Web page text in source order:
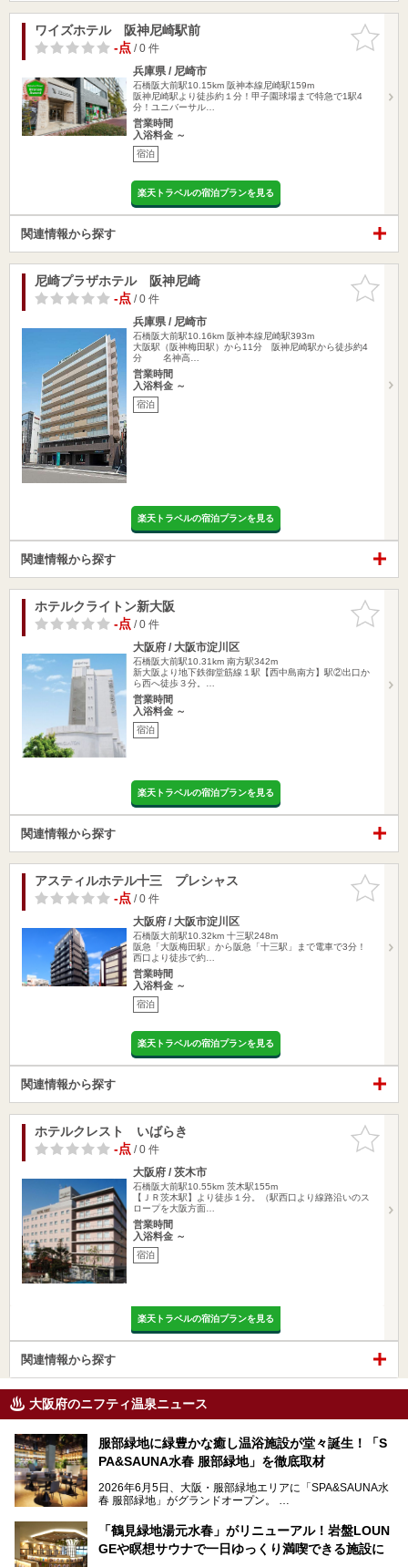
お気に入
りに追加
ワイズホテル 阪神尼崎駅前
-点/ 0 件
兵庫県 / 尼崎市
石橋阪大前駅10.15km 阪神本線尼崎駅159m
阪神尼崎駅より徒歩約１分！甲子園球場まで特急で1駅4
分！ユニバーサル…
営業時間
入浴料金 ～
宿泊
楽天トラベルの宿泊プランを見る
関連情報から探す
お気に入
りに追加
尼崎プラザホテル 阪神尼崎
-点/ 0 件
兵庫県 / 尼崎市
石橋阪大前駅10.16km 阪神本線尼崎駅393m
大阪駅（阪神梅田駅）から11分 阪神尼崎駅から徒歩約4
分 名神高…
営業時間
入浴料金 ～
宿泊
楽天トラベルの宿泊プランを見る
関連情報から探す
お気に入
りに追加
ホテルクライトン新大阪
-点/ 0 件
大阪府 / 大阪市淀川区
石橋阪大前駅10.31km 南方駅342m
新大阪より地下鉄御堂筋線１駅【西中島南方】駅②出口か
ら西へ徒歩３分。…
営業時間
入浴料金 ～
宿泊
楽天トラベルの宿泊プランを見る
関連情報から探す
お気に入
りに追加
アスティルホテル十三 プレシャス
-点/ 0 件
大阪府 / 大阪市淀川区
石橋阪大前駅10.32km 十三駅248m
阪急「大阪梅田駅」から阪急「十三駅」まで電車で3分！
西口より徒歩で約…
営業時間
入浴料金 ～
宿泊
楽天トラベルの宿泊プランを見る
関連情報から探す
お気に入
りに追加
ホテルクレスト いばらき
-点/ 0 件
大阪府 / 茨木市
石橋阪大前駅10.55km 茨木駅155m
【ＪＲ茨木駅】より徒歩１分。（駅西口より線路沿いのス
ロープを大阪方面…
営業時間
入浴料金 ～
宿泊
楽天トラベルの宿泊プランを見る
関連情報から探す
大阪府のニフティ温泉ニュース
服部緑地に緑豊かな癒し温浴施設が堂々誕生！「S
PA&SAUNA水春 服部緑地」を徹底取材
2026年6月5日、大阪・服部緑地エリアに「SPA&SAUNA水
春 服部緑地」がグランドオープン。
当初の計画から約5年の時を経て誕生した本施設は、温泉・
サウナ・岩盤浴・フィットネス・ラウンジ・レストランなど
を融合した、これまでの“水春”のイメージをさらに進化させ
「鶴見緑地湯元水春」がリニューアル！岩盤LOUN
GEや瞑想サウナで一日ゆっくり満喫できる施設に